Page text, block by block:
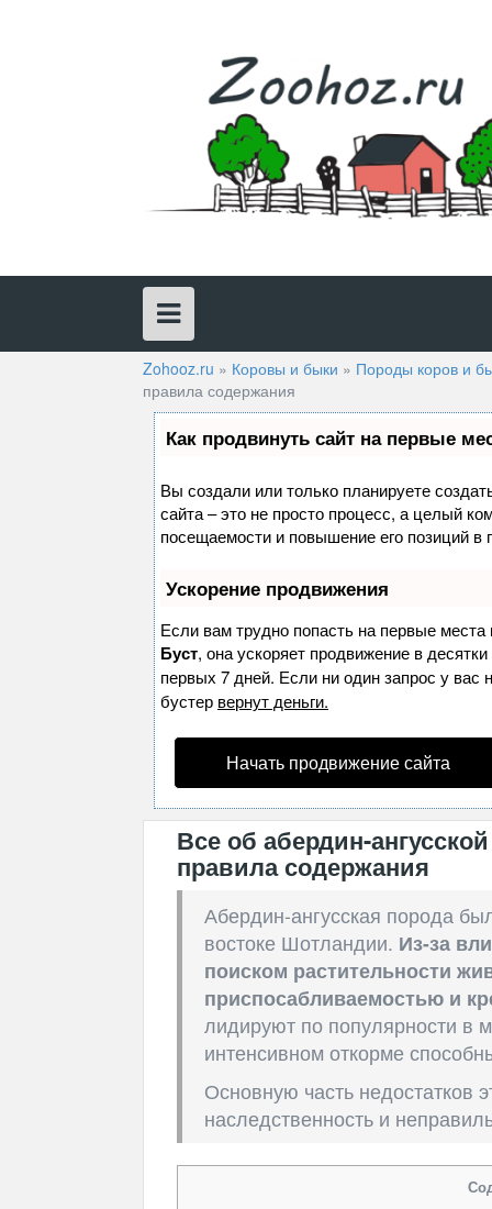
Zohooz.ru » Коровы и быки » Породы коров и
правила содержания
Как продвинуть сайт на первые
Вы создали или только планируете
сайта – это не просто процесс, а целый
посещаемости и повышение его позиций в
Ускорение продвижения
Если вам трудно попасть на первые
Буст, она ускоряет продвижение в
первых 7 дней. Если ни один запрос у вас
бустер вернут деньги.
Начать продвижение сайта
Все об абердин-
правила содержания
Абердин-ангусская порода
востоке Шотландии. Из-за
поиском растительности
приспосабливаемостью и
лидируют по популярности в
интенсивном откорме
Основную часть недостатков
наследственность и